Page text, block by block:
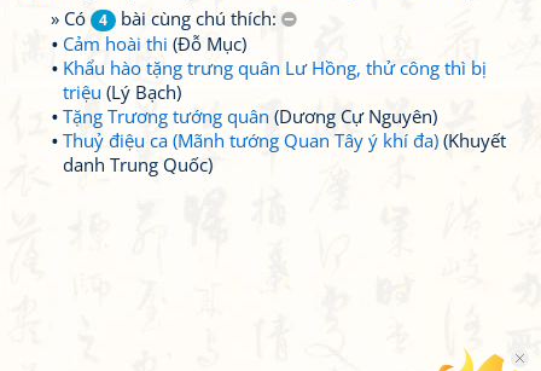
» Có
4
bài cùng chú thích:
Cảm hoài thi (Đỗ Mục)
Khẩu hào tặng trưng quân Lư Hồng, thử công thì bị
triệu (Lý Bạch)
Tặng Trương tướng quân (Dương Cự Nguyên)
Thuỷ điệu ca (Mãnh tướng Quan Tây ý khí đa) (Khuyết
danh Trung Quốc)